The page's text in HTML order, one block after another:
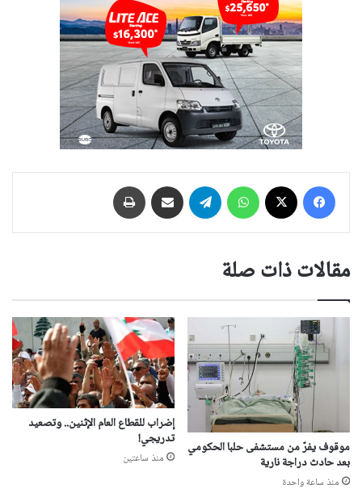
فيسبوك واتساب تيلقرام مشاركة عبر البريد
مقالات ذات صلة
موقوف يفرّ من مستشفى حلبا الحكومي
بعد حادث دراجة نارية
منذ ساعة واحدة
إضراب للقطاع العام الإثنين.. وتصعيد
تدريجي!
منذ ساعتين